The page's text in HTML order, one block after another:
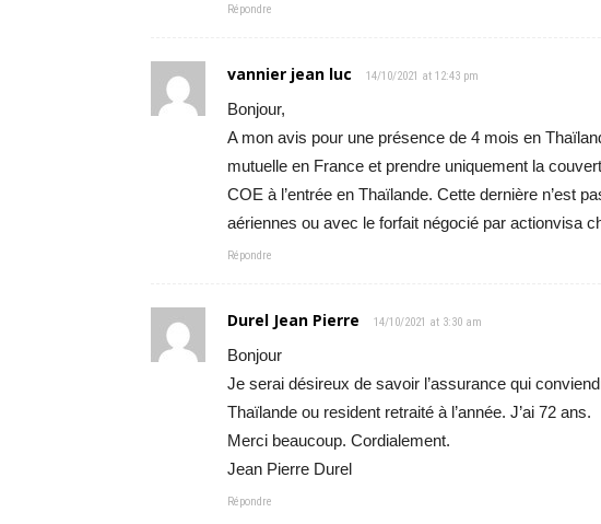
Répondre
vannier jean luc 14/10/2021 at 12:43 pm
Bonjour,
A mon avis pour une présence de 4 mois en
mutuelle en France et prendre uniquement la
COE à l’entrée en Thaïlande. Cette dernière n’est
aériennes ou avec le forfait négocié par actionvisa
Répondre
Durel Jean Pierre 14/10/2021 at 3:30 am
Bonjour
Je serai désireux de savoir l’assurance qui
Thaïlande ou resident retraité à l’année. J’ai 72 ans.
Merci beaucoup. Cordialement.
Jean Pierre Durel
Répondre